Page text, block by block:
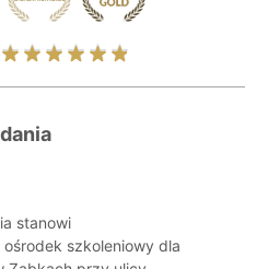
stanowi
szkoleniowy dla